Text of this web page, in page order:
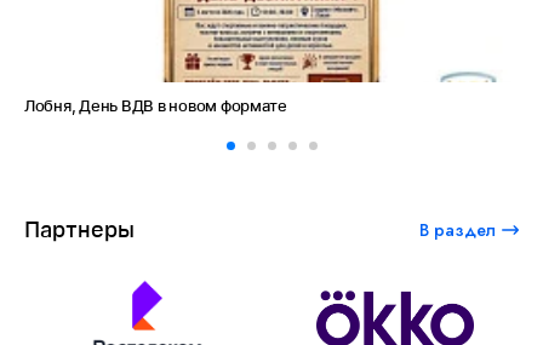
Лобня, День ВДВ в новом формате
Партнеры В раздел